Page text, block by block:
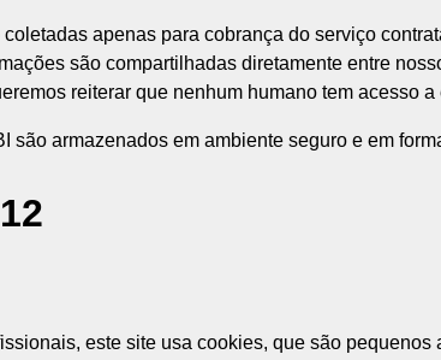
apenas para cobrança do serviço
são compartilhadas diretamente entre
reiterar que nenhum humano tem acesso
são armazenados em ambiente seguro e em
este site usa cookies, que são